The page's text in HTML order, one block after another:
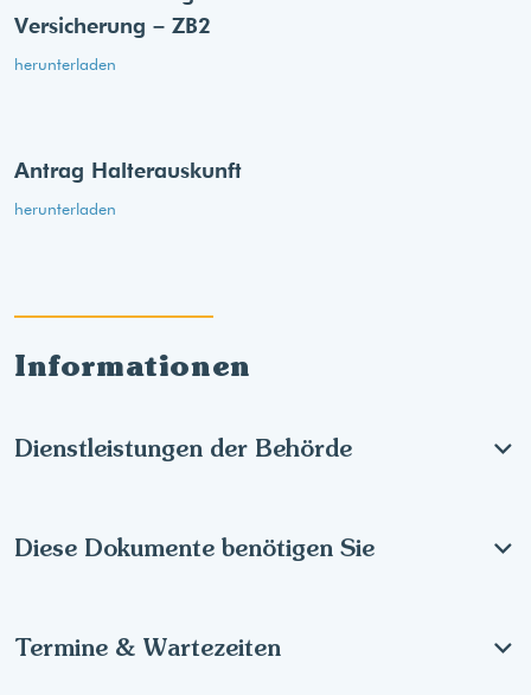
Informationen
Dienstleistungen der Behörde
Diese Dokumente benötigen Sie
Termine & Wartezeiten
Versicherung – ZB2
herunterladen
Antrag Halterauskunft
herunterladen